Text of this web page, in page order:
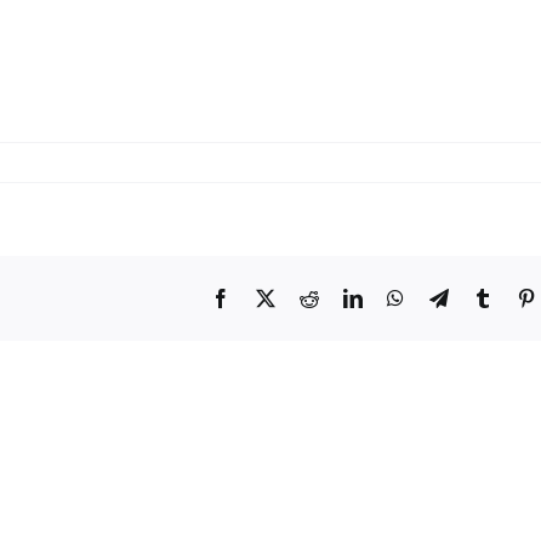
Facebook
X RedditLinkedInWhatsApp
TelegramTumblr